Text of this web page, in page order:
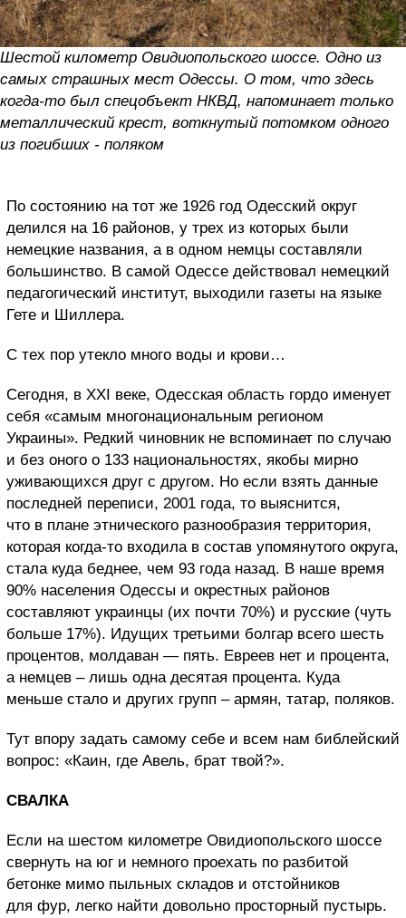
Шестой километр Овидиопольского шоссе. Одно из
самых страшных мест Одессы. О том, что здесь
когда-то был спецобъект НКВД, напоминает только
металлический крест, воткнутый потомком одного
из погибших - поляком
По состоянию на тот же 1926 год Одесский округ
делился на 16 районов, у трех из которых были
немецкие названия, а в одном немцы составляли
большинство. В самой Одессе действовал немецкий
педагогический институт, выходили газеты на языке
Гете и Шиллера.
С тех пор утекло много воды и крови…
Сегодня, в XXI веке, Одесская область гордо именует
себя «самым многонациональным регионом
Украины». Редкий чиновник не вспоминает по случаю
и без оного о 133 национальностях, якобы мирно
уживающихся друг с другом. Но если взять данные
последней переписи, 2001 года, то выяснится,
что в плане этнического разнообразия территория,
которая когда-то входила в состав упомянутого округа,
стала куда беднее, чем 93 года назад. В наше время
90% населения Одессы и окрестных районов
составляют украинцы (их почти 70%) и русские (чуть
больше 17%). Идущих третьими болгар всего шесть
процентов, молдаван — пять. Евреев нет и процента,
а немцев – лишь одна десятая процента. Куда
меньше стало и других групп – армян, татар, поляков.
Тут впору задать самому себе и всем нам библейский
вопрос: «Каин, где Авель, брат твой?».
СВАЛКА
Если на шестом километре Овидиопольского шоссе
свернуть на юг и немного проехать по разбитой
бетонке мимо пыльных складов и отстойников
для фур, легко найти довольно просторный пустырь.